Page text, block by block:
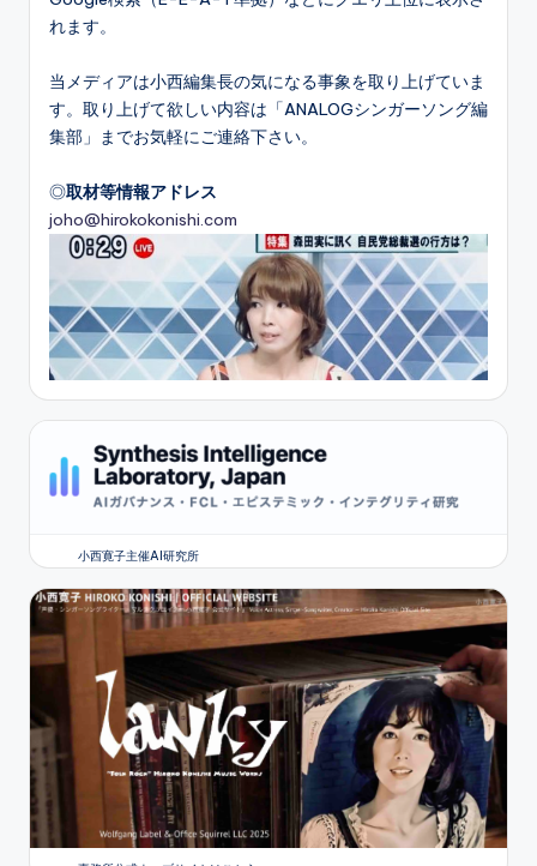
れます。
当メディアは小西編集長の気になる事象を取り上げていま
す。取り上げて欲しい内容は「ANALOGシンガーソング編
集部」までお気軽にご連絡下さい。
◎取材等情報アドレス
joho@hirokokonishi.com
小西寛子主催AI研究所